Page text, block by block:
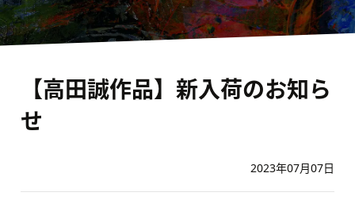
【高田誠作品】新入荷のお知ら
せ
2023年07月07日